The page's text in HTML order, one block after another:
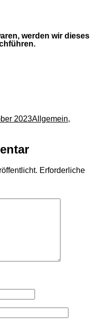
werden wir dieses
2023Allgemein,
Erforderliche